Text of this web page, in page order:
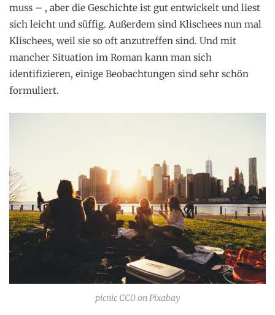
muss – , aber die Geschichte ist gut entwickelt und liest
sich leicht und süffig. Außerdem sind Klischees nun mal
Klischees, weil sie so oft anzutreffen sind. Und mit
mancher Situation im Roman kann man sich
identifizieren, einige Beobachtungen sind sehr schön
formuliert.
picnic CC0 on Pixabay